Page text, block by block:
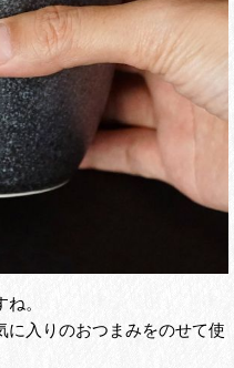
。
に入りのおつまみをのせて使